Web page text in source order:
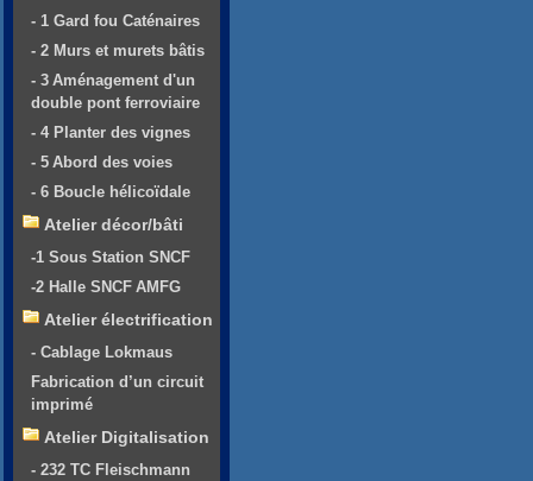
- 1 Gard fou Caténaires
- 2 Murs et murets bâtis
- 3 Aménagement d'un
double pont ferroviaire
- 4 Planter des vignes
- 5 Abord des voies
- 6 Boucle hélicoïdale
Atelier décor/bâti
-1 Sous Station SNCF
-2 Halle SNCF AMFG
Atelier électrification
- Cablage Lokmaus
Fabrication d’un circuit
imprimé
Atelier Digitalisation
- 232 TC Fleischmann